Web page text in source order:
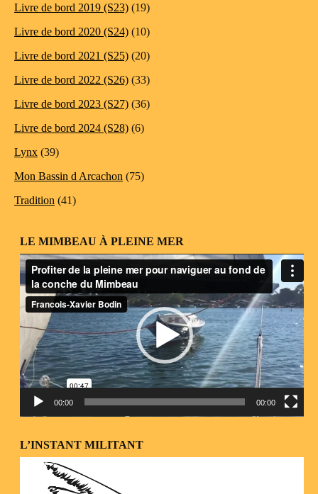
Livre de bord 2019 (S23) (19)
Livre de bord 2020 (S24) (10)
Livre de bord 2021 (S25) (20)
Livre de bord 2022 (S26) (33)
Livre de bord 2023 (S27) (36)
Livre de bord 2024 (S28) (6)
Lynx (39)
Mon Bassin d Arcachon (75)
Tradition (41)
LE MIMBEAU À PLEINE MER
Lecteur
vidéo
00:00 00:00
L’INSTANT MILITANT